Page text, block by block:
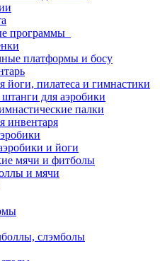
программы
платформы и босу
йоги, пилатеса и гимнастики
для аэробики
палки
инвентаря
и йоги
мячи и фитболы
и мячи
слэмболы